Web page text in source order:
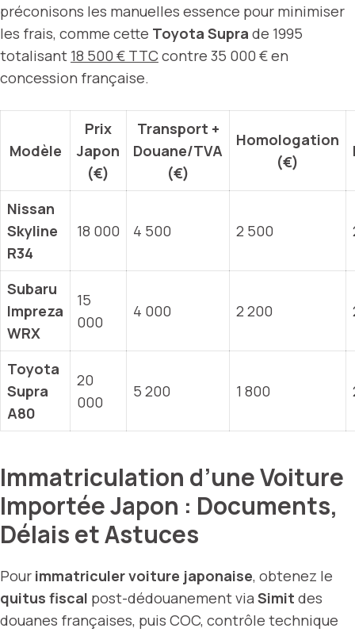
préconisons les manuelles essence pour minimiser
les frais, comme cette Toyota Supra de 1995
totalisant 18 500 € TTC contre 35 000 € en
concession française.
Modèle
Prix
Japon
(€)
Transport +
Douane/TVA
(€)
Homologation
(€)
Nissan
Skyline
R34
18 000 4 500 2 500
Subaru
Impreza
WRX
15
000
4 000 2 200
Toyota
Supra
A80
20
000
5 200 1 800
Immatriculation d’une Voiture
Importée Japon : Documents,
Délais et Astuces
Pour immatriculer voiture japonaise, obtenez le
quitus fiscal post-dédouanement via Simit des
douanes françaises, puis COC, contrôle technique